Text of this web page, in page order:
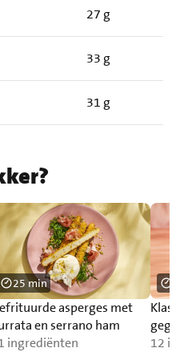
27 g
33 g
31 g
asperges met
en serrano ham
ingrediënten
25 min
12